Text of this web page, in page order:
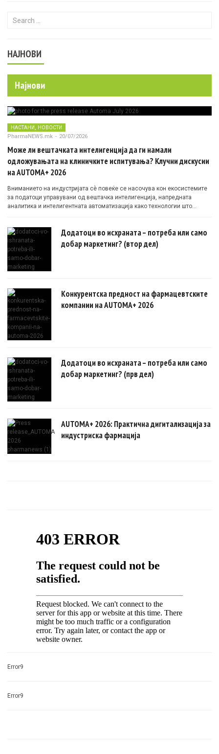
Search for:
НАЈНОВИ
Најнови
НАСТАНИ, НОВОСТИ
PharmaNEWS.mk - 20/07/2026
Може ли вештачката интелигенција да ги намали
одложувањата на клиничките испитувања? Клучни дискусии
на AUTOMA+ 2026
Вниманието на индустријата сè повеќе се насочува кон екосистемите
за податоци управувани од вештачка интелигенција, напредната
аналитика и интелигентната автоматизација како технологии што
Додатоци во исхраната – потреба или само
добар маркетинг? (втор дел)
Конкурентска предност на фармацевтските
компании на AUTOMA+ 2026
Додатоци во исхраната – потреба или само
добар маркетинг? (прв дел)
AUTOMA+ 2026: Практична дигитализација за
индустриска фармација
Error9
Error9